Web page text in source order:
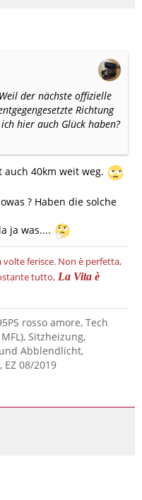
der nächste offizielle
Richtung
hier auch Glück haben?
auch 40km weit weg.
? Haben die solche
ja was....
volte ferisce. Non è perfetta,
tutto, La Vita è
rosso amore, Tech
Sitzheizung,
Abblendlicht,
08/2019